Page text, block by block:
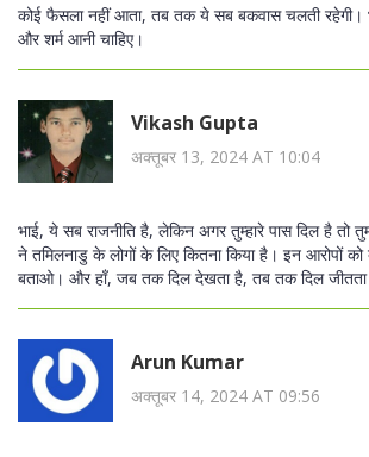
कोई फैसला नहीं आता, तब तक ये सब बकवास चलती रहेगी।
और शर्म आनी चाहिए।
Vikash Gupta
अक्तूबर 13, 2024 AT 10:04
भाई, ये सब राजनीति है, लेकिन अगर तुम्हारे पास दिल है तो
ने तमिलनाडु के लोगों के लिए कितना किया है। इन आरोपों
बताओ। और हाँ, जब तक दिल देखता है, तब तक दिल
Arun Kumar
अक्तूबर 14, 2024 AT 09:56